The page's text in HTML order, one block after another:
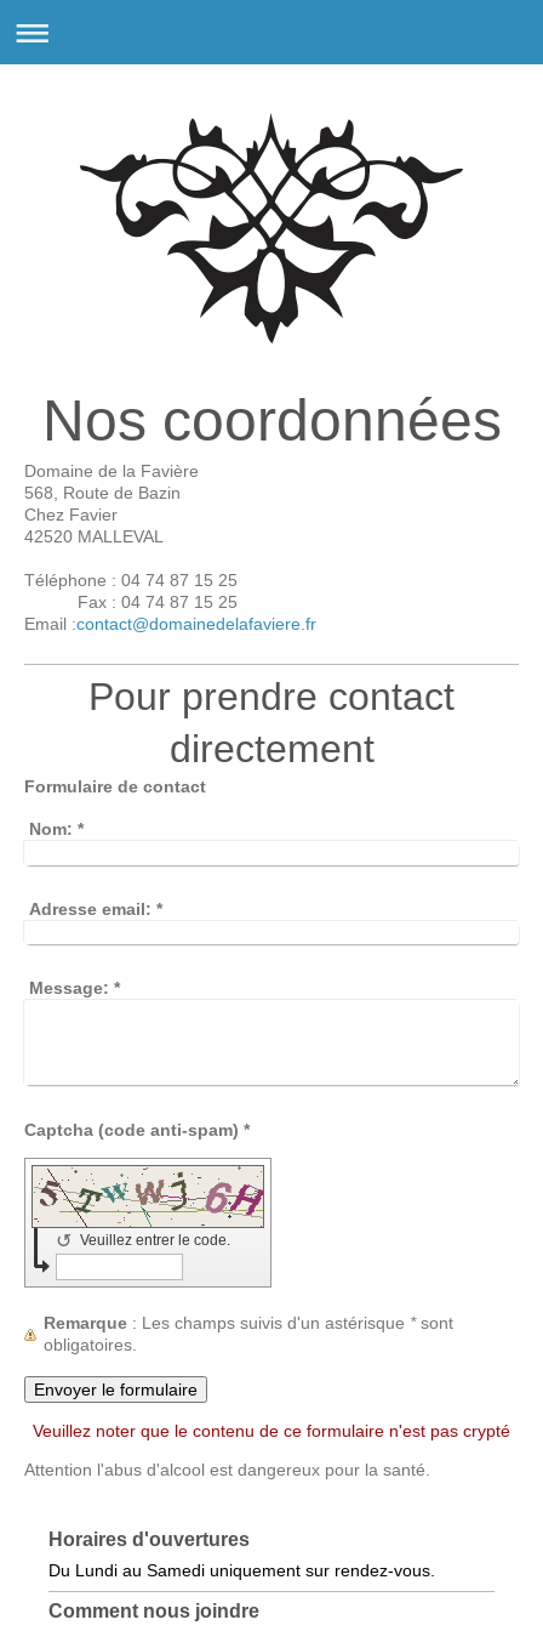
Nos coordonnées
Domaine de la Favière
568, Route de Bazin
Chez Favier
42520 MALLEVAL
Téléphone : 04 74 87 15 25
Fax : 04 74 87 15 25
Email :contact@domainedelafaviere.fr
Pour prendre contact
directement
Formulaire de contact
Nom: *
Adresse email: *
Message: *
Captcha (code anti-spam) *
Veuillez entrer le code.
↺
Remarque : Les champs suivis d'un astérisque *sont
obligatoires.
Veuillez noter que le contenu de ce formulaire n'est pas crypté
Attention l'abus d'alcool est dangereux pour la santé.
Horaires d'ouvertures
Du Lundi au Samedi uniquement sur rendez-vous.
Comment nous joindre